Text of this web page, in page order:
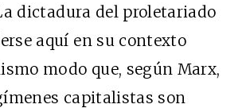
dictadura del proletariado
aquí en su contexto
modo que, según Marx,
capitalistas son